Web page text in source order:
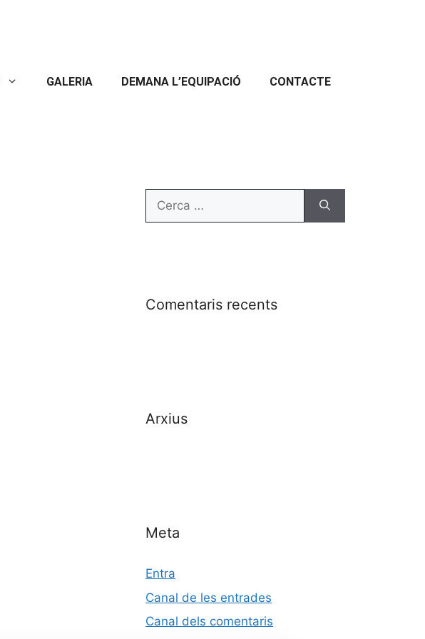
GALERIA DEMANA L’EQUIPACIÓ CONTACTE
Comentaris recents
Arxius
Meta
Entra
Canal de les entrades
Canal dels comentaris